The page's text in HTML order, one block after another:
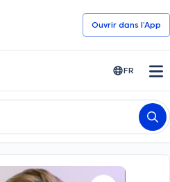
Ouvrir dans l’App
FR